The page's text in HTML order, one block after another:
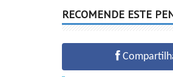
RECOMENDE ESTE